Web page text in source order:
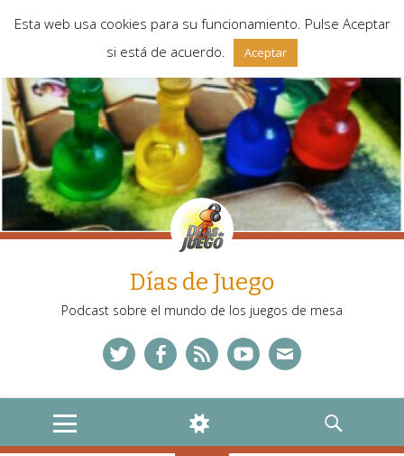
Días de Juego
Podcast sobre el mundo de los juegos de mesa
MENU
WIDGETS
SEARCH
Esta web usa cookies para su funcionamiento. Pulse Aceptar
si está de acuerdo.
Aceptar